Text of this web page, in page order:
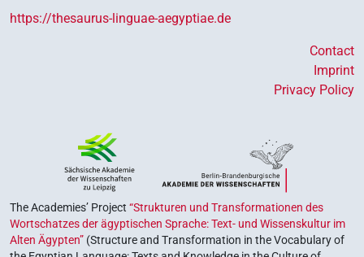
https://thesaurus-linguae-aegyptiae.de
Contact
Imprint
Privacy Policy
The Academies’ Project “Strukturen und Transformationen des
Wortschatzes der ägyptischen Sprache: Text- und Wissenskultur im
Alten Ägypten” (Structure and Transformation in the Vocabulary of